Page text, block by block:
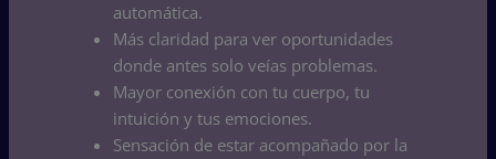
automática.
Más claridad para ver oportunidades
donde antes solo veías problemas.
Mayor conexión con tu cuerpo, tu
intuición y tus emociones.
Sensación de estar acompañado por la